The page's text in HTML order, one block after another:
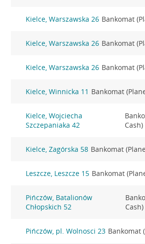
Kielce, Warszawska 26 Bankomat
Kielce, Warszawska 26 Bankomat
Kielce, Warszawska 26 Bankomat
Kielce, Winnicka 11 Bankomat
Kielce, Wojciecha
Szczepaniaka 42
Cash)
Kielce, Zagórska 58 Bankomat
Leszcze, Leszcze 15 Bankomat
Pińczów, Batalionów
Chłopskich 52
Cash)
Pińczów, pl. Wolnosci 23 Bankomat